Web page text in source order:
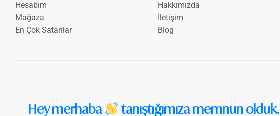
Hesabım
Mağaza
En Çok Satanlar
Hakkımızda
İletişim
Blog
Hey merhaba tanıştığımıza memnun olduk.